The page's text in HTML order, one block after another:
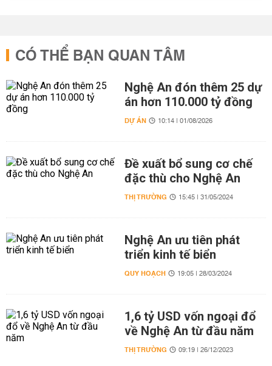
CÓ THỂ BẠN QUAN TÂM
Nghệ An đón thêm 25 dự
án hơn 110.000 tỷ đồng
DỰ ÁN 10:14 | 01/08/2026
Đề xuất bổ sung cơ chế
đặc thù cho Nghệ An
THỊ TRƯỜNG 15:45 | 31/05/2024
Nghệ An ưu tiên phát
triển kinh tế biển
QUY HOẠCH 19:05 | 28/03/2024
1,6 tỷ USD vốn ngoại đổ
về Nghệ An từ đầu năm
THỊ TRƯỜNG 09:19 | 26/12/2023